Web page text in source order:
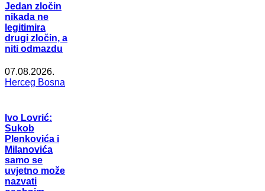
Jedan zločin
nikada ne
legitimira
drugi zločin, a
niti odmazdu
07.08.2026.
Herceg Bosna
Ivo Lovrić:
Sukob
Plenkovića i
Milanovića
samo se
uvjetno može
nazvati